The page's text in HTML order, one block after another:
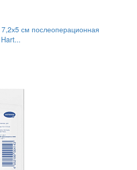
см послеоперационная